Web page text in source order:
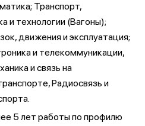
Транспорт,
и технологии (Вагоны);
движения и эксплуатация;
и телекоммуникации,
и связь на
Радиосвязь и
5 лет работы по профилю